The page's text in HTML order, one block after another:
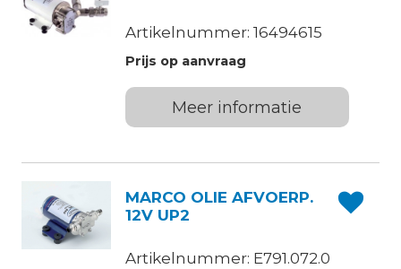
Artikelnummer: 16494615
Prijs op aanvraag
Meer informatie
MARCO OLIE AFVOERP.
12V UP2
Artikelnummer: E791.072.0